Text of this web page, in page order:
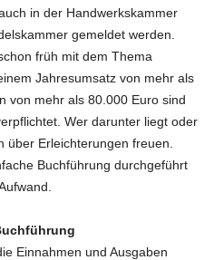
in der Handwerkskammer
gemeldet werden.
früh mit dem Thema
Jahresumsatz von mehr als
von mehr als 80.000 Euro sind
Wer darunter liegt oder
Erleichterungen freuen.
Buchführung durchgeführt
Einnahmen und Ausgaben